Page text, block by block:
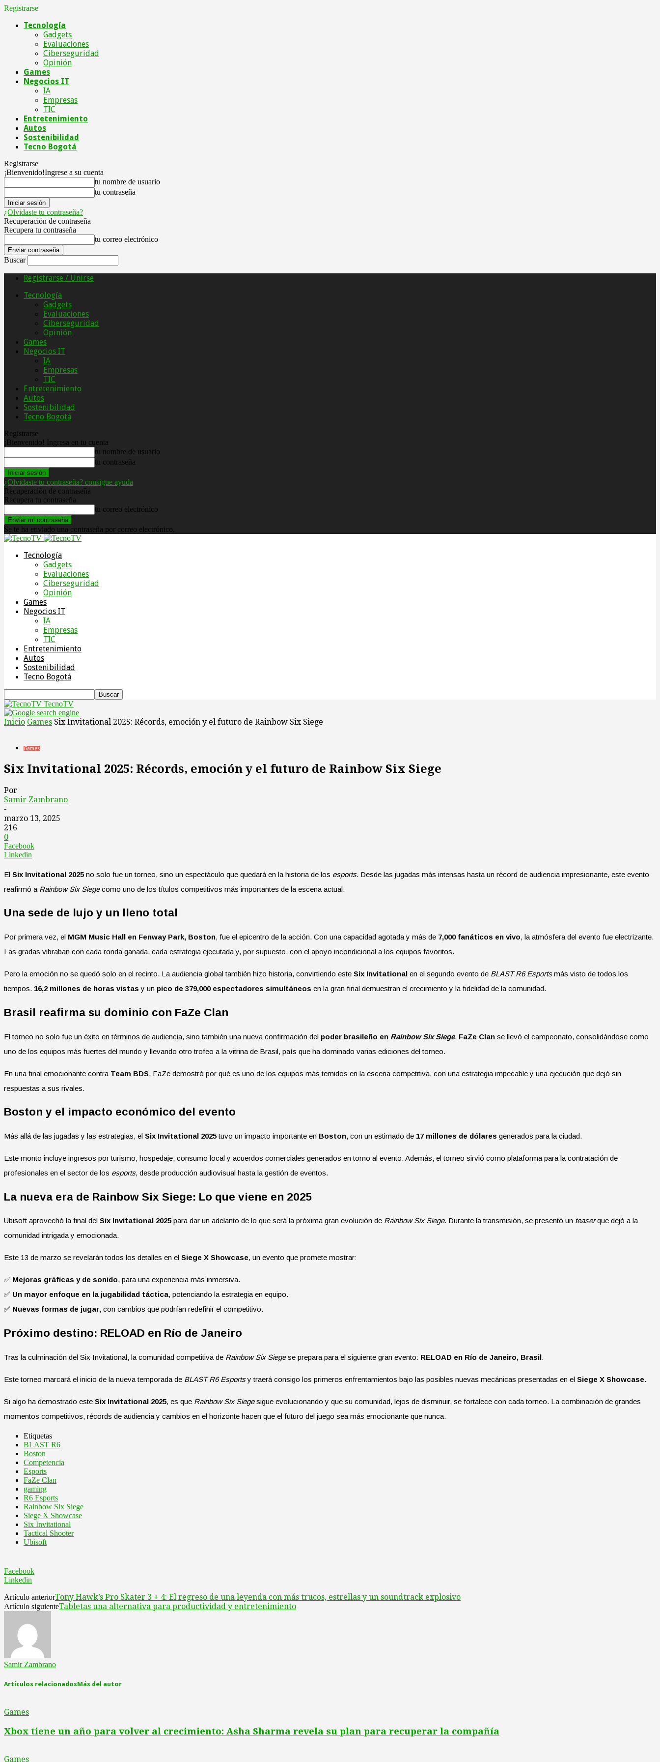
Registrarse
Tecnología
Gadgets
Evaluaciones
Ciberseguridad
Opinión
Games
Negocios IT
IA
Empresas
TIC
Entretenimiento
Autos
Sostenibilidad
Tecno Bogotá
Registrarse
¡Bienvenido!Ingrese a su cuenta
tu nombre de usuario
tu contraseña
¿Olvidaste tu contraseña?
Recuperación de contraseña
Recupera tu contraseña
tu correo electrónico
Buscar
Registrarse / Unirse
Tecnología
Gadgets
Evaluaciones
Ciberseguridad
Opinión
Games
Negocios IT
IA
Empresas
TIC
Entretenimiento
Autos
Sostenibilidad
Tecno Bogotá
Registrarse
¡Bienvenido! Ingresa en tu cuenta
tu nombre de usuario
tu contraseña
¿Olvidaste tu contraseña? consigue ayuda
Recuperación de contraseña
Recupera tu contraseña
tu correo electrónico
Se te ha enviado una contraseña por correo electrónico.
Tecnología
Gadgets
Evaluaciones
Ciberseguridad
Opinión
Games
Negocios IT
IA
Empresas
TIC
Entretenimiento
Autos
Sostenibilidad
Tecno Bogotá
TecnoTV
Inicio Games Six Invitational 2025: Récords, emoción y el futuro de Rainbow Six Siege
Games
Six Invitational 2025: Récords, emoción y el futuro de Rainbow Six Siege
Por
Samir Zambrano
-
marzo 13, 2025
216
0
Facebook
Linkedin
El Six Invitational 2025 no solo fue un torneo, sino un espectáculo que quedará en la historia de los esports. Desde las jugadas más intensas hasta un récord de audiencia impresionante, este evento
reafirmó a Rainbow Six Siegecomo uno de los títulos competitivos más importantes de la escena actual.
Una sede de lujo y un lleno total
Por primera vez, el MGM Music Hall en Fenway Park, Boston, fue el epicentro de la acción. Con una capacidad agotada y más de 7,000 fanáticos en vivo, la atmósfera del evento fue electrizante.
Las gradas vibraban con cada ronda ganada, cada estrategia ejecutada y, por supuesto, con el apoyo incondicional a los equipos favoritos.
Pero la emoción no se quedó solo en el recinto. La audiencia global también hizo historia, convirtiendo este Six Invitational en el segundo evento de BLAST R6 Esportsmás visto de todos los
tiempos. 16,2 millones de horas vistas y un pico de 379,000 espectadores simultáneos en la gran final demuestran el crecimiento y la fidelidad de la comunidad.
Brasil reafirma su dominio con FaZe Clan
El torneo no solo fue un éxito en términos de audiencia, sino también una nueva confirmación del poder brasileño en Rainbow Six Siege. FaZe Clan se llevó el campeonato, consolidándose como
uno de los equipos más fuertes del mundo y llevando otro trofeo a la vitrina de Brasil, país que ha dominado varias ediciones del torneo.
En una final emocionante contra Team BDS, FaZe demostró por qué es uno de los equipos más temidos en la escena competitiva, con una estrategia impecable y una ejecución que dejó sin
respuestas a sus rivales.
Boston y el impacto económico del evento
Más allá de las jugadas y las estrategias, el Six Invitational 2025tuvo un impacto importante en Boston, con un estimado de 17 millones de dólares generados para la ciudad.
Este monto incluye ingresos por turismo, hospedaje, consumo local y acuerdos comerciales generados en torno al evento. Además, el torneo sirvió como plataforma para la contratación de
profesionales en el sector de los esports, desde producción audiovisual hasta la gestión de eventos.
La nueva era de Rainbow Six Siege: Lo que viene en 2025
Ubisoft aprovechó la final del Six Invitational 2025 para dar un adelanto de lo que será la próxima gran evolución de Rainbow Six Siege. Durante la transmisión, se presentó un teaserque dejó a la
comunidad intrigada y emocionada.
Este 13 de marzo se revelarán todos los detalles en el Siege X Showcase, un evento que promete mostrar:
✅ Mejoras gráficas y de sonido, para una experiencia más inmersiva.
✅ Un mayor enfoque en la jugabilidad táctica, potenciando la estrategia en equipo.
✅ Nuevas formas de jugar, con cambios que podrían redefinir el competitivo.
Próximo destino: RELOAD en Río de Janeiro
Tras la culminación del Six Invitational, la comunidad competitiva de Rainbow Six Siegese prepara para el siguiente gran evento: RELOAD en Río de Janeiro, Brasil.
Este torneo marcará el inicio de la nueva temporada de BLAST R6 Esportsy traerá consigo los primeros enfrentamientos bajo las posibles nuevas mecánicas presentadas en el Siege X Showcase.
Si algo ha demostrado este Six Invitational 2025, es que Rainbow Six Siegesigue evolucionando y que su comunidad, lejos de disminuir, se fortalece con cada torneo. La combinación de grandes
momentos competitivos, récords de audiencia y cambios en el horizonte hacen que el futuro del juego sea más emocionante que nunca.
Etiquetas
BLAST R6
Boston
Competencia
Esports
FaZe Clan
gaming
R6 Esports
Rainbow Six Siege
Siege X Showcase
Six Invitational
Tactical Shooter
Ubisoft
Facebook
Linkedin
Artículo anteriorTony Hawk’s Pro Skater 3 + 4: El regreso de una leyenda con más trucos, estrellas y un soundtrack explosivo
Artículo siguienteTabletas una alternativa para productividad y entretenimiento
Samir Zambrano
Artículos relacionadosMás del autor
Games
Xbox tiene un año para volver al crecimiento: Asha Sharma revela su plan para recuperar la compañía
Games